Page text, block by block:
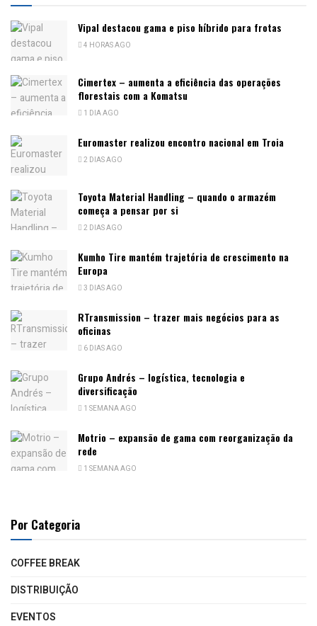
Vipal destacou gama e piso híbrido para frotas
4 HORAS AGO
Cimertex – aumenta a eficiência das operações
florestais com a Komatsu
1 DIA AGO
Euromaster realizou encontro nacional em Troia
2 DIAS AGO
Toyota Material Handling – quando o armazém
começa a pensar por si
2 DIAS AGO
Kumho Tire mantém trajetória de crescimento na
Europa
3 DIAS AGO
RTransmission – trazer mais negócios para as
oficinas
6 DIAS AGO
Grupo Andrés – logística, tecnologia e
diversificação
1 SEMANA AGO
Motrio – expansão de gama com reorganização da
rede
1 SEMANA AGO
Por Categoria
COFFEE BREAK
DISTRIBUIÇÃO
EVENTOS